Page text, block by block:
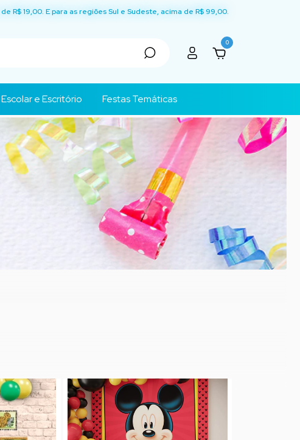
R$ 19,00. E para as regiões Sul e Sudeste, acima de R$ 99,00.
0
Escolar e Escritório Festas Temáticas